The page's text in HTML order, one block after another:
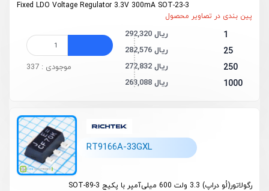
Fixed LDO Voltage Regulator 3.3V 300mA SOT-23-3
پین بندی در تصاویر محصول
1 292,320 ریال
25 282,576 ریال
250 272,832 ریال
1000 263,088 ریال
موجودی : 337
RT9166A-33GXL
رگولاتور(لُو دراپ) 3.3 ولت 600 میلی‌آمپر با پکیج SOT-89-3